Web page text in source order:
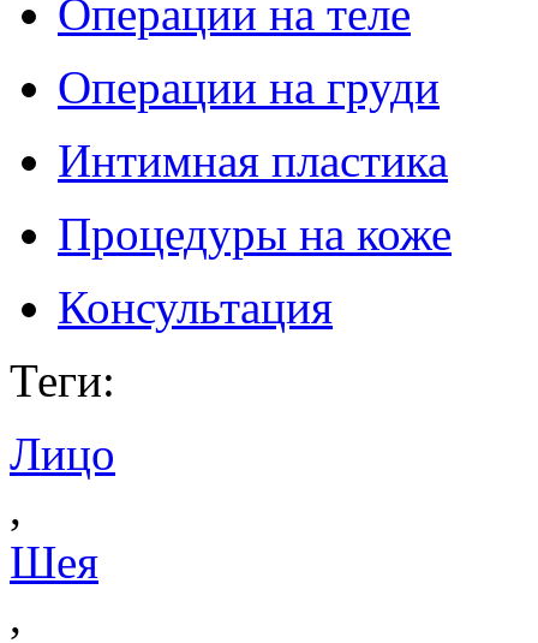
Операции на теле
Операции на груди
Интимная пластика
Процедуры на коже
Консультация
Теги:
Лицо
,
Шея
,